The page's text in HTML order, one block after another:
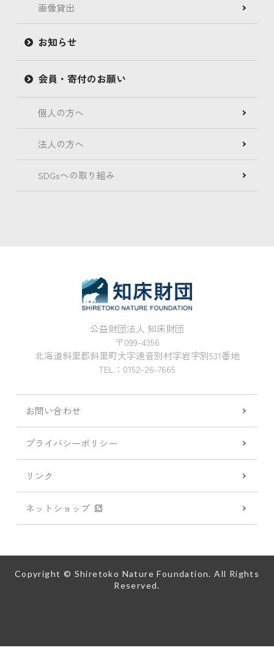
画像貸出
お知らせ
会員・寄付のお願い
個人の方へ
法人の方へ
SDGsへの取り組み
公益財団法人 知床財団
〒099-4356
北海道斜里郡斜里町大字遠音別村字岩宇別531番地
TEL：0152-26-7665
お問い合わせ
プライバシーポリシー
リンク
ネットショップ
Copyright © Shiretoko Nature Foundation. All Rights
Reserved.